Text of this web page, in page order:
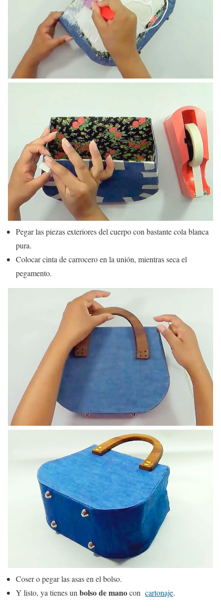
Pegar las piezas exteriores del cuerpo con bastante cola blanca
pura.
Colocar cinta de carrocero en la unión, mientras seca el
pegamento.
Coser o pegar las asas en el bolso.
Y listo, ya tienes un bolso de manocon cartonaje.